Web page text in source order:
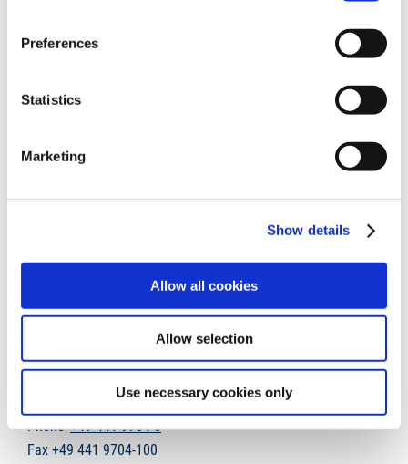
Preferences
Statistics
Marketing
Show details
Allow all cookies
Allow selection
Use necessary cookies only
Contact
LUDWIG FREYTAG GmbH & Co. Kommanditgesellschaft
Ammerländer Heerstr. 368
Download vCard
Phone+49 441 9704-0
Fax +49 441 9704-100